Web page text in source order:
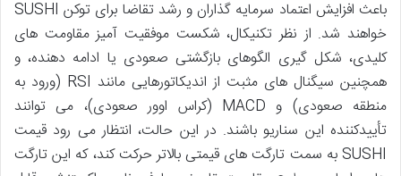
باعث افزایش اعتماد سرمایه گذاران و رشد تقاضا برای توکن SUSHI
خواهند شد. از نظر تکنیکال، شکست موفقیت آمیز مقاومت های
کلیدی، شکل گیری الگوهای بازگشتی صعودی یا ادامه دهنده، و
همچنین سیگنال های مثبت از اندیکاتورهایی مانند RSI (ورود به
منطقه صعودی) و MACD (کراس اوور صعودی)، می توانند
تأییدکننده این سناریو باشند. در این حالت، انتظار می رود قیمت
SUSHI به سمت تارگت های قیمتی بالاتر حرکت کند، که این تارگت